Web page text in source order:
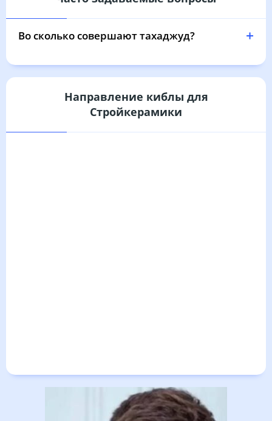
Во сколько совершают тахаджуд?
Направление киблы для
Стройкерамики